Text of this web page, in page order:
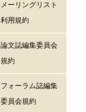
メーリングリスト
利用規約
論文誌編集委員会
規約
フォーラム誌編集
委員会規約